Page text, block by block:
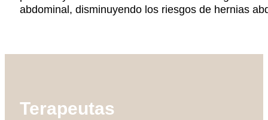
abdominal, disminuyendo los riesgos de hernias
Terapeutas